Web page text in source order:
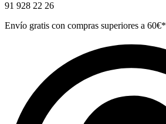
91 928 22 26
Envío gratis con compras superiores a 60€*